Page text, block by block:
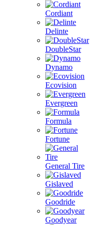
Cordiant
Delinte
DoubleStar
Dynamo
Ecovision
Evergreen
Formula
Fortune
General Tire
Gislaved
Goodride
Goodyear